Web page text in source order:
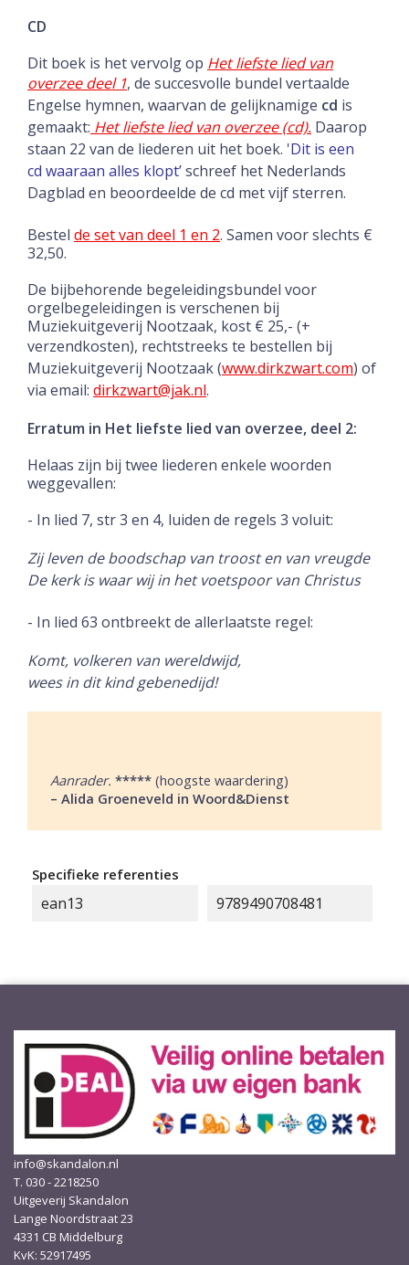
CD
Dit boek is het vervolg op Het liefste lied van
overzee deel 1, de succesvolle bundel vertaalde
Engelse hymnen, waarvan de gelijknamige cd is
gemaakt: Het liefstelied van overzee (cd). Daarop
staan 22 van de liederen uit het boek. 'Dit is een
cd waaraan alles klopt’schreef het Nederlands
Dagblad en beoordeelde de cd metvijfsterren.
Bestel de set van deel 1 en 2. Samen voor slechts €
32,50.
De bijbehorende begeleidingsbundel voor
orgelbegeleidingen is verschenen bij
Muziekuitgeverij Nootzaak, kost € 25,- (+
verzendkosten), rechtstreeks te bestellen bij
Muziekuitgeverij Nootzaak (www.dirkzwart.com) of
via email: dirkzwart@jak.nl.
Erratum in Het liefste lied van overzee, deel 2:
Helaas zijn bij twee liederen enkele woorden
weggevallen:
- In lied 7, str 3 en 4, luiden de regels 3 voluit:
Zij leven de boodschap van troost en van vreugde
De kerk is waar wij in het voetspoor van Christus
- In lied 63 ontbreekt de allerlaatste regel:
Komt, volkeren van wereldwijd,
wees in dit kind gebenedijd!
Aanrader. ***** (hoogste waardering)
– Alida Groeneveld in Woord&Dienst
Specifieke referenties
ean13 9789490708481
info@skandalon.nl
T. 030 - 2218250
Uitgeverij Skandalon
Lange Noordstraat 23
4331 CB Middelburg
KvK: 52917495